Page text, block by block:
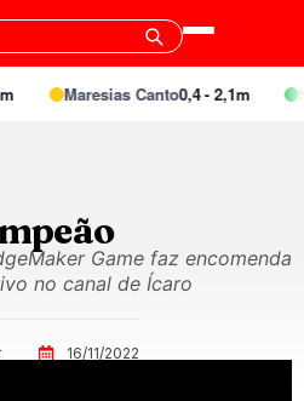
Maresias Canto0,4 - 2,1m
Game faz encomenda
no canal de Ícaro
16/11/2022